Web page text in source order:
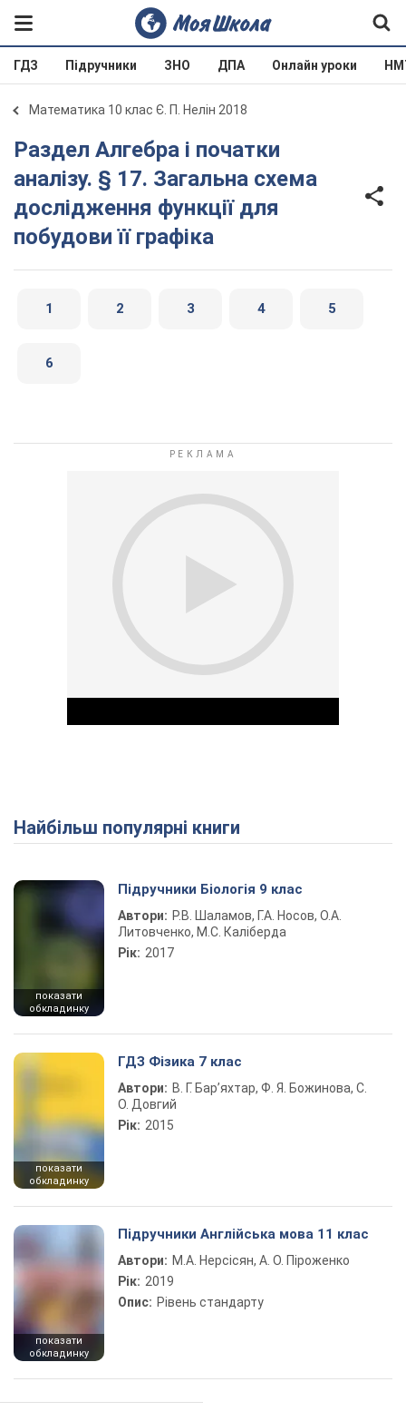
ГДЗ Підручники ЗНО ДПА Онлайн уроки
Математика 10 клас Є. П. Нелін 2018
Раздел Алгебра і початки
аналізу. § 17. Загальна схема
дослідження функції для
побудови її графіка
1 2 3 4 5
6
Play Video
Найбільш популярні книги
показати
обкладинку
Підручники Біологія 9 клас
Автори: Р.В. Шаламов, Г.А. Носов, О.А.
Литовченко, М.С. Каліберда
Рік: 2017
показати
обкладинку
ГДЗ Фізика 7 клас
Автори: В. Г. Бар’яхтар, Ф. Я. Божинова, С.
О. Довгий
Рік: 2015
показати
обкладинку
Підручники Англійська мова 11 клас
Автори: М.А. Нерсісян, А. О. Піроженко
Рік: 2019
Опис: Рівень стандарту